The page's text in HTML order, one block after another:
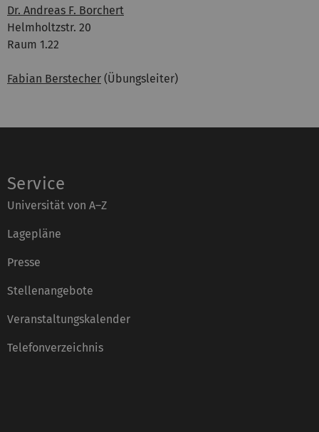
Dr. Andreas F. Borchert
Helmholtzstr. 20
Raum 1.22
Fabian Berstecher (Übungsleiter)
Service
Universität von A–Z
Lagepläne
Presse
Stellenangebote
Veranstaltungskalender
Telefonverzeichnis